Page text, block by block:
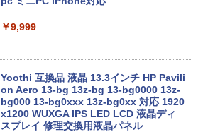
【新品】【楽天1位！】ノートパソコン
s11 初期設定済 Webカメラ zoom 日本語
キーボード 14.1型 Intel Celeron メモリ
8GB SSD1TB(最大) 大容量バッテリービ
ジネス 大学生 プレゼント 学生向け
￥29,800
￥9,999
Yoothi 互換品 液晶 13.3インチ HP Pavili
on Aero 13-bg 13z-bg 13-bg0000 13z-
bg000 13-bg0xxx 13z-bg0xx 対応 1920
x1200 WUXGA IPS LED LCD 液晶ディ
スプレイ 修理交換用液晶パネル